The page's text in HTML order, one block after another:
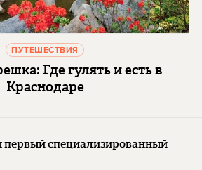
ПУТЕШЕСТВИЯ
Где гулять и есть в
Краснодаре
первый специализированный